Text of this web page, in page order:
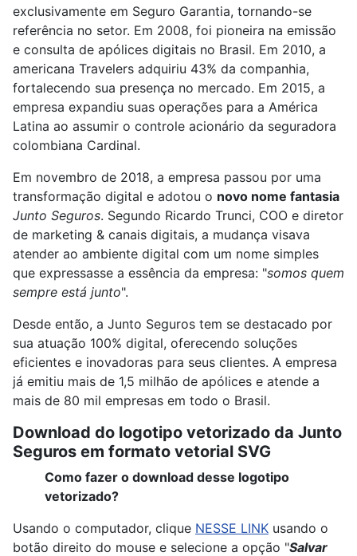
exclusivamente em Seguro Garantia, tornando-se
referência no setor. Em 2008, foi pioneira na emissão
e consulta de apólices digitais no Brasil. Em 2010, a
americana Travelers adquiriu 43% da companhia,
fortalecendo sua presença no mercado. Em 2015, a
empresa expandiu suas operações para a América
Latina ao assumir o controle acionário da seguradora
colombiana Cardinal.
Em novembro de 2018, a empresa passou por uma
transformação digital e adotou o novo nome fantasia
Junto Seguros. Segundo Ricardo Trunci, COO e diretor
de marketing & canais digitais, a mudança visava
atender ao ambiente digital com um nome simples
que expressasse a essência da empresa: "somos quem
sempre está junto".
Desde então, a Junto Seguros tem se destacado por
sua atuação 100% digital, oferecendo soluções
eficientes e inovadoras para seus clientes. A empresa
já emitiu mais de 1,5 milhão de apólices e atende a
mais de 80 mil empresas em todo o Brasil.
Download do logotipo vetorizado da Junto
Seguros em formato vetorial SVG
Como fazer o download desse logotipo
vetorizado?
Usando o computador, clique NESSE LINK usando o
botão direito do mouse e selecione a opção "Salvar